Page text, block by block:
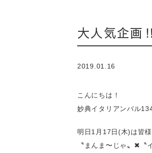
大人気企画‼️
2019.01.16
こんにちは！
妙典イタリアンバル
明日1月17日(木)は皆
〝まんま〜じゃ〟✖︎〝